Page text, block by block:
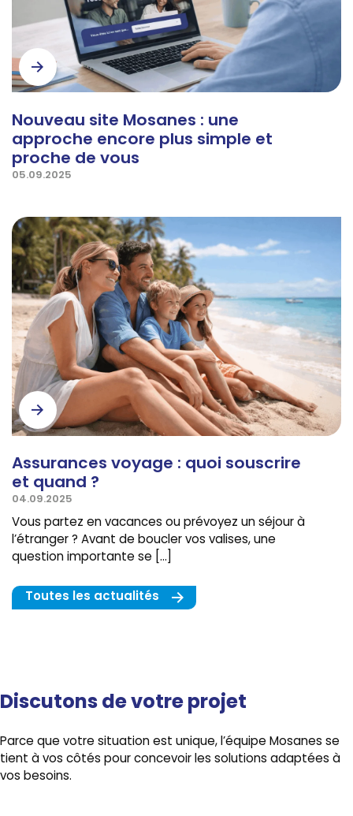
Nouveau site Mosanes : une
approche encore plus simple et
proche de vous
05.09.2025
Assurances voyage : quoi souscrire
et quand ?
04.09.2025
Vous partez en vacances ou prévoyez un séjour à
l’étranger ? Avant de boucler vos valises, une
question importante se […]
Toutes les actualités
Discutons de votre projet
Parce que votre situation est unique, l’équipe Mosanes se
tient à vos côtés pour concevoir les solutions adaptées à
vos besoins.